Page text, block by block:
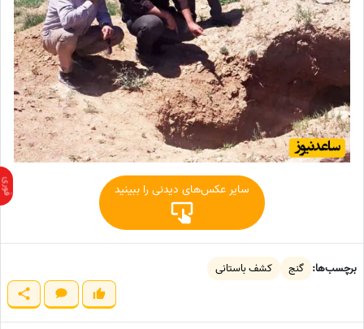
سایر عکس‌های دیدنی را ببینید
برچسب‌ها: گنج کشف باستانی